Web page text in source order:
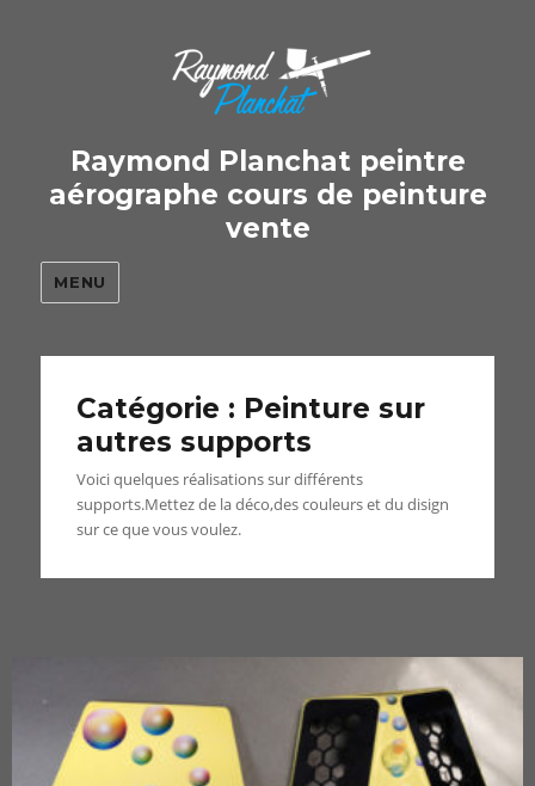
Raymond Planchat peintre
aérographe cours de peinture
vente
MENU
Catégorie : Peinture sur
autres supports
Voici quelques réalisations sur différents
supports.Mettez de la déco,des couleurs et du disign
sur ce que vous voulez.